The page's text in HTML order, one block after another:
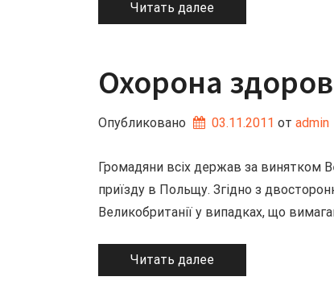
Читать далее
Охорона
Опубликовано 03.11.2011 от admin
Громадяни всіх держав за винятком
приїзду в Польщу. Згідно з
Великобританії у випадках, що
Читать далее